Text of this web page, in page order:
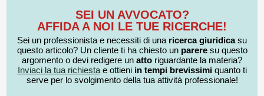
SEI UN AVVOCATO?
AFFIDA A NOI LE TUE RICERCHE!
Sei un professionista e necessiti di una ricerca giuridicasu
questo articolo? Un cliente ti ha chiesto un pareresu questo
argomento o devi redigere un atto riguardante la materia?
Inviaci la tua richiestae ottieni in tempi brevissimiquanto ti
serve per lo svolgimento della tua attività professionale!